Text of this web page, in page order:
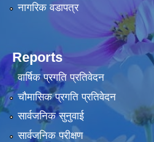
नागरिक वडापत्र
Reports
वार्षिक प्रगति प्रतिवेदन
चौमासिक प्रगति प्रतिवेदन
सार्वजनिक सुनुवाई
सार्वजनिक परीक्षण